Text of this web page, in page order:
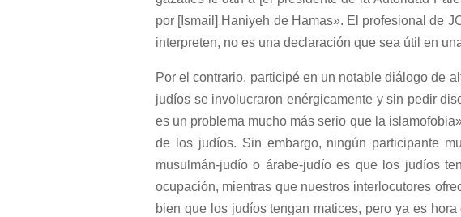
por [Ismail] Haniyeh de Hamas». El profesional de
interpreten, no es una declaración que sea útil en
Por el contrario, participé en un notable diálogo de
judíos se involucraron enérgicamente y sin pedir
es un problema mucho más serio que la
de los judíos. Sin embargo, ningún participante
musulmán-judío o árabe-judío es que los judíos
ocupación, mientras que nuestros interlocutores
bien que los judíos tengan matices, pero ya es